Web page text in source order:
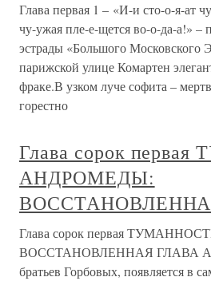
Глава первая 1 – «И-и сто-о-я-ат
чу-ужая пле-е-щется во-о-да-а!» –
эстрады «Большого Московского
парижской улице Комартен
фраке.В узком луче софита –
горестно
Глава сорок
АНДРОМЕДЫ:
Глава сорок первая
ВОССТАНОВЛЕННАЯ ГЛАВА
братьев Горбовых, появляется в